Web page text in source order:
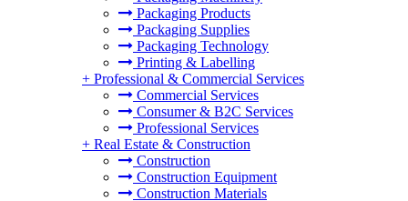
Packaging Products
Packaging Supplies
Packaging Technology
Printing & Labelling
+ Professional & Commercial Services
Commercial Services
Consumer & B2C Services
Professional Services
+ Real Estate & Construction
Construction
Construction Equipment
Construction Materials